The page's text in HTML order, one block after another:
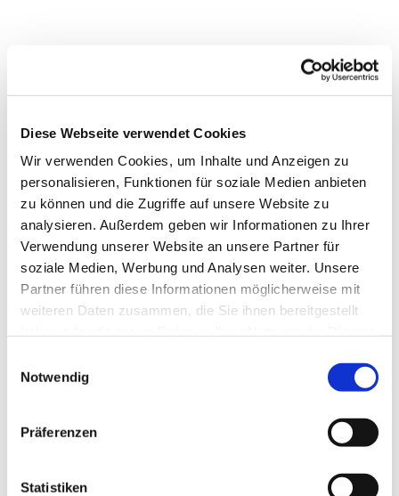
Diese Webseite verwendet Cookies
Wir verwenden Cookies, um Inhalte und Anzeigen zu
personalisieren, Funktionen für soziale Medien anbieten
zu können und die Zugriffe auf unsere Website zu
analysieren. Außerdem geben wir Informationen zu Ihrer
Verwendung unserer Website an unsere Partner für
soziale Medien, Werbung und Analysen weiter. Unsere
Partner führen diese Informationen möglicherweise mit
weiteren Daten zusammen, die Sie ihnen bereitgestellt
Notwendig
Präferenzen
Statistiken